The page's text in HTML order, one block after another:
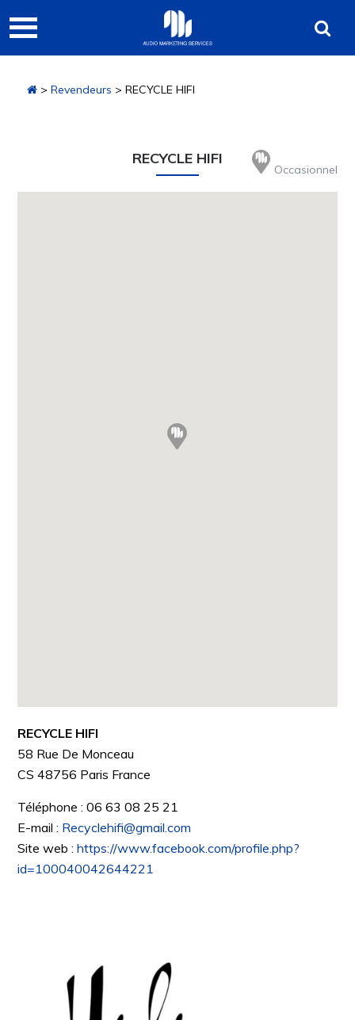
la
principale
au
contenu
Audio
Marketing
Services
>Revendeurs > RECYCLE HIFI
RECYCLE HIFI
Occasionnel
RECYCLE HIFI
58 Rue De Monceau
CS 48756 Paris France
Téléphone :06 63 08 25 21
E-mail : Recyclehifi@gmail.com
Site web :https://www.facebook.com/profile.php?
id=100040042644221